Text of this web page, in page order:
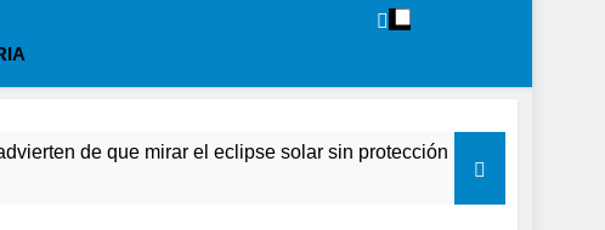
el eclipse solar sin protección puede causar daños